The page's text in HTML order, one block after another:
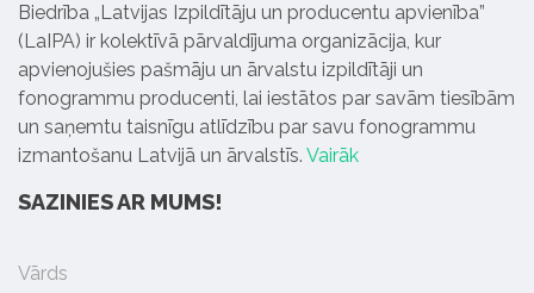
Biedrība „Latvijas Izpildītāju un producentu apvienība”
(LaIPA) ir kolektīvā pārvaldījuma organizācija, kur
apvienojušies pašmāju un ārvalstu izpildītāji un
fonogrammu producenti, lai iestātos par savām tiesībām
un saņemtu taisnīgu atlīdzību par savu fonogrammu
izmantošanu Latvijā un ārvalstīs. Vairāk
SAZINIES AR MUMS!
Vārds